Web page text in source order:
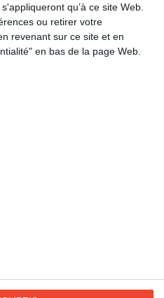
qu’à ce site Web.
ou retirer votre
revenant sur ce site et en
en bas de la page Web.
et citations